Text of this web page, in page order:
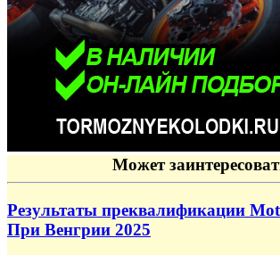
Может
Результаты преквалификации
При Венгрии 2025